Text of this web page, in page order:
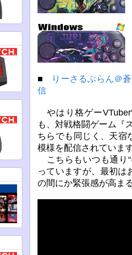
■
りーさるぷらん＠
信
やはり格ゲー
も、対戦格闘ゲーム『
ちらでも同じく、天宿
模様を配信されていま
こちらもいつも通り
っていますが、最初は
の間にか緊張感が高ま